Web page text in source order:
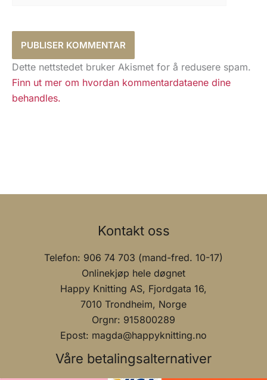
Dette nettstedet bruker Akismet for å redusere spam.
Finn ut mer om hvordan kommentardataene dine
behandles.
Kontakt oss
Telefon: 906 74 703 (mand-fred. 10-17)
Onlinekjøp hele døgnet
Happy Knitting AS, Fjordgata 16,
7010 Trondheim, Norge
Orgnr: 915800289
Epost: magda@happyknitting.no
Våre betalingsalternativer